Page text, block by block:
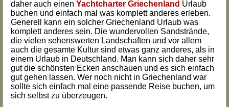
daher auch einenYachtcharter Griechenland Urlaub
buchen und einfach mal was komplett anderes erleben.
Generell kann ein solcher Griechenland Urlaub was
komplett anderes sein. Die wundervollen Sandstrände,
die vielen sehenswerten Landschaften und vor allem
auch die gesamte Kultur sind etwas ganz anderes, als in
einem Urlaub in Deutschland. Man kann sich daher sehr
gut die schönsten Ecken anschauen und es sich einfach
gut gehen lassen. Wer noch nicht in Griechenland war
sollte sich einfach mal eine passende Reise buchen, um
sich selbst zu überzeugen.